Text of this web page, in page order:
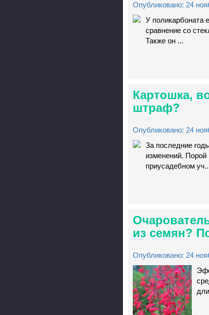
Опубликовано: 24
У поликарбоната
сравнение со
Также он ...
Картошка,
штраф?
Опубликовано: 24
За последние
изменений.
приусадебном
из семян?
Опубликовано: 24